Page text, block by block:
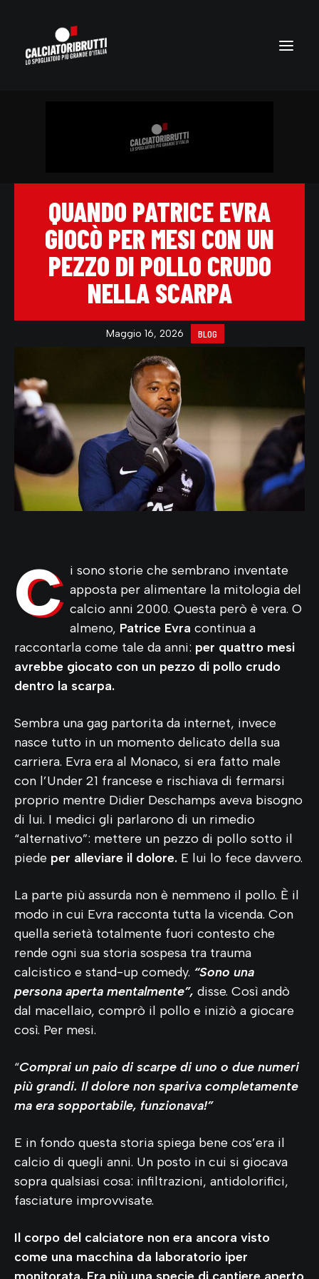
QUANDO PATRICE EVRA
GIOCÒ PER MESI CON UN
PEZZO DI POLLO CRUDO
NELLA SCARPA
Maggio 16, 2026 BLOG
C i sono storie che sembrano inventate
apposta per alimentare la mitologia del
calcio anni 2000. Questa però è vera. O
almeno, Patrice Evra continua a
raccontarla come tale da anni: per quattro mesi
avrebbe giocato con un pezzo di pollo crudo
dentro la scarpa.
Sembra una gag partorita da internet, invece
nasce tutto in un momento delicato della sua
carriera. Evra era al Monaco, si era fatto male
con l’Under 21 francese e rischiava di fermarsi
proprio mentre Didier Deschamps aveva bisogno
di lui. I medici gli parlarono di un rimedio
“alternativo”: mettere un pezzo di pollo sotto il
piede per alleviare il dolore. E lui lo fece davvero.
La parte più assurda non è nemmeno il pollo. È il
modo in cui Evra racconta tutta la vicenda. Con
quella serietà totalmente fuori contesto che
rende ogni sua storia sospesa tra trauma
calcistico e stand-up comedy. “Sono una
persona aperta mentalmente”, disse. Così andò
dal macellaio, comprò il pollo e iniziò a giocare
così. Per mesi.
“Comprai un paio di scarpe di uno o due numeri
più grandi. Il dolore non spariva completamente
ma era sopportabile, funzionava!”
E in fondo questa storia spiega bene cos’era il
calcio di quegli anni. Un posto in cui si giocava
sopra qualsiasi cosa: infiltrazioni, antidolorifici,
fasciature improvvisate.
Il corpo del calciatore non era ancora visto
come una macchina da laboratorio iper
monitorata. Era più una specie di cantiere aperto